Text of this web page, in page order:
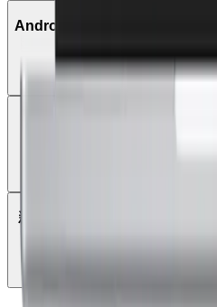
Androidタブレットで
新しいLand Primeアカウン